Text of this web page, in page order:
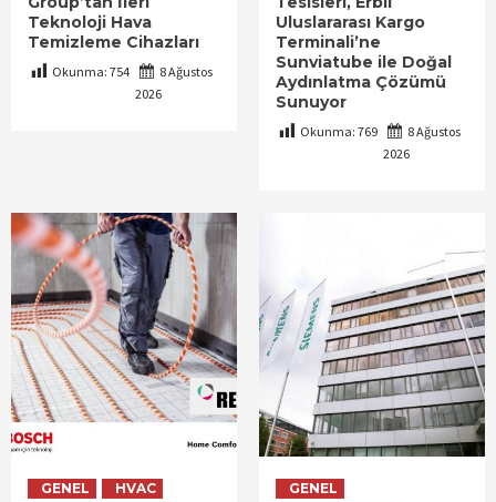
Teknoloji Hava
Temizleme Cihazları
Okunma: 754
8 Ağustos
2026
Uluslararası Kargo
Terminali’ne
Sunviatube ile Doğal
Aydınlatma Çözümü
Sunuyor
Okunma: 769
8 Ağustos
2026
GENEL HVAC
GENEL